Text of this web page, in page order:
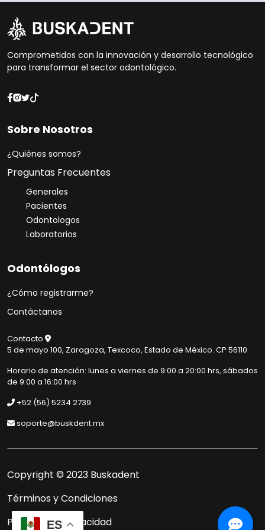
Además, puedes corroborar
su cédula profesional en el
sitio oficial de la SEP:
cedulaprofesional.sep.gob.mx
.
proteger tu información. Solo
será utilizada conforme a los
términos establecidos.
de Privacidad
Soporte
Comprometidos con la innovación y desarrollo tecnológico
para transformar el sector odontológico.
Sobre Nosotros
¿Quiénes somos?
Preguntas Frecuentes
Generales
Pacientes
Odontologos
Laboratorios
Odontólogos
¿Cómo registrarme?
Contáctanos
Contacto
5 de mayo 100, Zaragoza, Texcoco, Estado de México. CP 56110
Horario de atención: lunes a viernes de 9:00 a 20:00 hrs, sábados
de 9:00 a 16:00 hrs
+52 (56) 5234 2739
soporte@buskdent.mx
Copyright © 2023 Buskadent
Términos y Condiciones
Políticas de Privacidad
ES